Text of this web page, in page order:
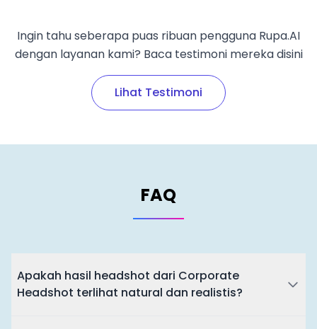
Ingin tahu seberapa puas ribuan pengguna Rupa.AI
dengan layanan kami? Baca testimoni mereka disini
Lihat Testimoni
FAQ
Apakah hasil headshot dari Corporate
Headshot terlihat natural dan realistis?